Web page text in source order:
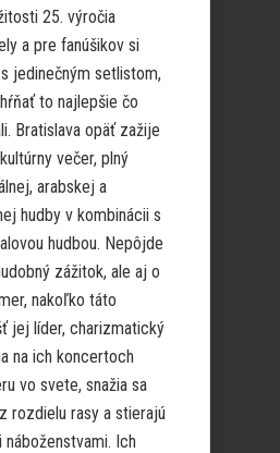
25. výročia
a pre fanúšikov si
jedinečným setlistom,
to najlepšie čo
Bratislava opäť zažije
večer, plný
arabskej a
hudby v kombinácii s
hudbou. Nepôjde
zážitok, ale aj o
nakoľko táto
jej líder, charizmatický
na ich koncertoch
vo svete, snažia sa
rozdielu rasy a stierajú
Ich